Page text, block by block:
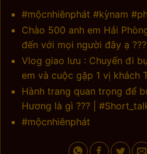
#mộcnhiênphát #kỳnam
Chào 500 anh em Hải
đến với mọi người đây ạ
Vlog giao lưu : Chuyến đi
em và cuộc gặp 1 vị khách
Hành trang quan trọng để
Hương là gì ??? |
#mộcnhiênphát